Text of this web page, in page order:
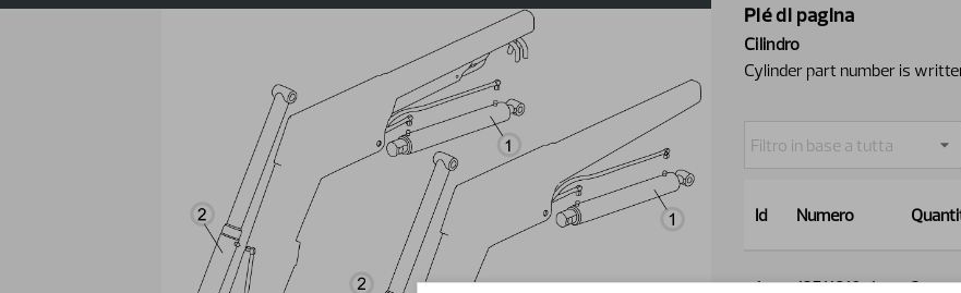
Pié di pagina
Cilindro
Cylinder part number is
Id Numero
1 12711810-1 2